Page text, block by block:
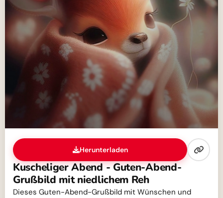
Herunterladen
Kuscheliger Abend - Guten-Abend-
Grußbild mit niedlichem Reh
Dieses Guten-Abend-Grußbild mit Wünschen und